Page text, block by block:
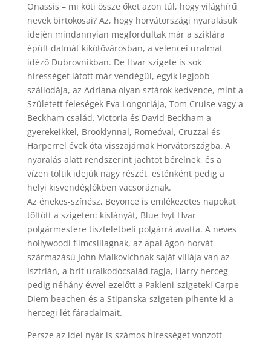
Onassis – mi köti össze őket azon túl, hogy világhírű
nevek birtokosai? Az, hogy horvátországi nyaralásuk
idején mindannyian megfordultak már a sziklára
épült dalmát kikötővárosban, a velencei uralmat
idéző Dubrovnikban. De Hvar szigete is sok
hírességet látott már vendégül, egyik legjobb
szállodája, az Adriana olyan sztárok kedvence, mint a
Született feleségek Eva Longoriája, Tom Cruise vagy a
Beckham család. Victoria és David Beckham a
gyerekeikkel, Brooklynnal, Romeóval, Cruzzal és
Harperrel évek óta visszajárnak Horvátországba. A
nyaralás alatt rendszerint jachtot bérelnek, és a
vízen töltik idejük nagy részét, esténként pedig a
helyi kisvendéglőkben vacsoráznak.
Az énekes-színész, Beyonce is emlékezetes napokat
töltött a szigeten: kislányát, Blue Ivyt Hvar
polgármestere tiszteletbeli polgárrá avatta. A neves
hollywoodi filmcsillagnak, az apai ágon horvát
származású John Malkovichnak saját villája van az
Isztrián, a brit uralkodócsalád tagja, Harry herceg
pedig néhány évvel ezelőtt a Pakleni-szigeteki Carpe
Diem beachen és a Stipanska-szigeten pihente ki a
hercegi lét fáradalmait.
Persze az idei nyár is számos hírességet vonzott